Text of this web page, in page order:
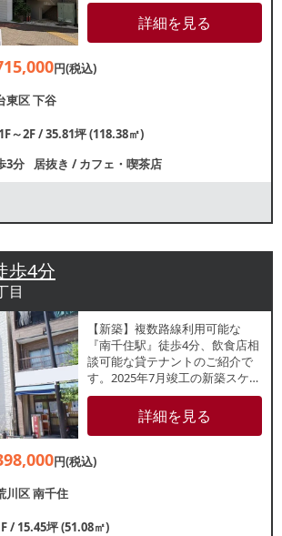
に最適です。内見ご案内可能で
すので、お気軽にお問合せくだ
詳細を見る
円(税込)
東区下谷
～2F / 35.81坪 (118.38㎡)
3分 居抜き /カフェ・喫茶店
歩4分
目
【新築】複数路線利用可能な
『南千住駅』徒歩4分、飲食店相
談可能な貸テナントのご紹介で
す。2025年7月竣工の新築スケル
トン物件！視認性に優れた旧日
光街道沿いの1階路面店です。諸
条件等、お気軽にお問合せくだ
詳細を見る
円(税込)
川区南千住
/ 15.45坪 (51.08㎡)